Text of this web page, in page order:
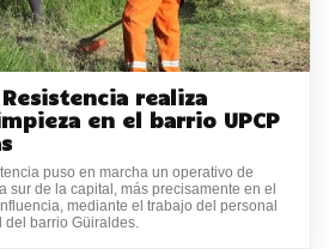
realiza
en el barrio UPCP
puso en marcha un operativo de
sur de la capital, más precisamente en el
mediante el trabajo del personal
barrio Güiraldes.